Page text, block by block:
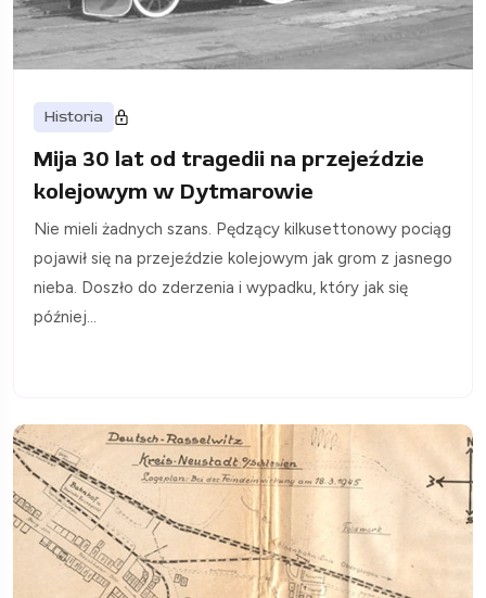
Historia
Mija 30 lat od tragedii na przejeździe
kolejowym w Dytmarowie
Nie mieli żadnych szans. Pędzący kilkusettonowy pociąg
pojawił się na przejeździe kolejowym jak grom z jasnego
nieba. Doszło do zderzenia i wypadku, który jak się
później...